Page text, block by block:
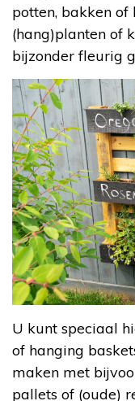
potten, bakken
(hang)planten of
bijzonder fleurig
U kunt speciaal
of hanging
maken met
pallets of (oude)